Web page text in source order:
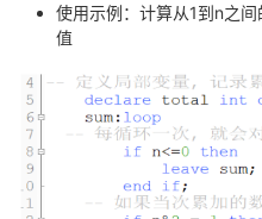
使用示例：计算从1到n之
值